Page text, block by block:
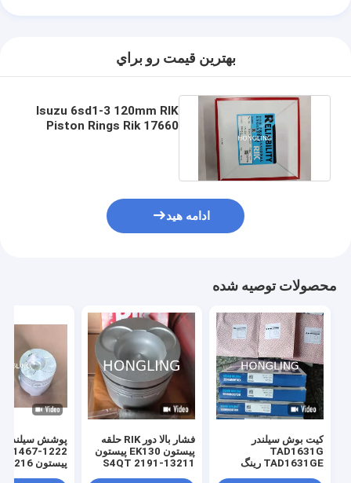
بهترين قيمت رو براي
Isuzu 6sd1-3 120mm RIK
Piston Rings Rik 17660
ادامه هید
محصولات توصیه شده
کیت بوش سیلندر
TAD1631G
TAD1631GE رینگ
فشار بالا دور RIK حلقه
پیستون EK130 پیستون
13211-2191 S4QT
پیستون 13216-1181